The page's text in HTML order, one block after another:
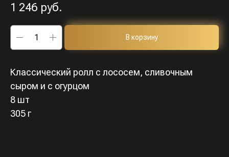
1 246 руб.
В корзину
Классический ролл с лососем, сливочным
сыром и с огурцом
8 шт
305 г